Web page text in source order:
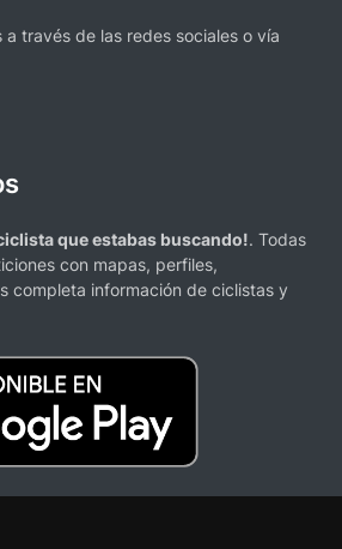
través de las redes sociales o vía
que estabas buscando!. Todas
con mapas, perfiles,
completa información de ciclistas y